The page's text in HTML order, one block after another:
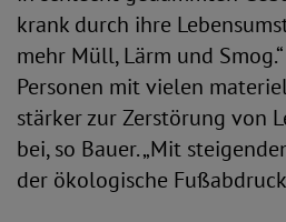
krank durch ihre
mehr Müll, Lärm und
Personen mit vielen
stärker zur Zerstörung von
bei, so Bauer. „Mit
der ökologische